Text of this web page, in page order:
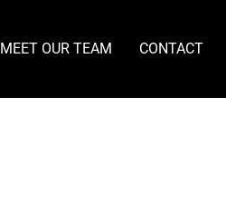
MEET OUR TEAM CONTACT